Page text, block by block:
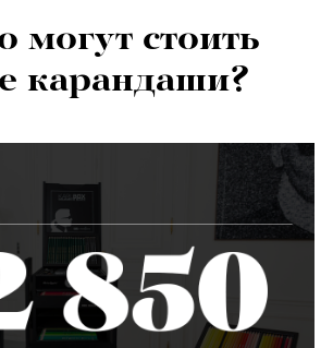
могут стоить
карандаши?